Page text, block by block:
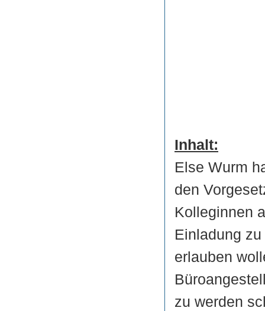
Inhalt:
Else Wurm
den
Kolleginnen
Einladung
erlauben
zu werden